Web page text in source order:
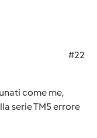
#22
come me,
serie TM5 errore